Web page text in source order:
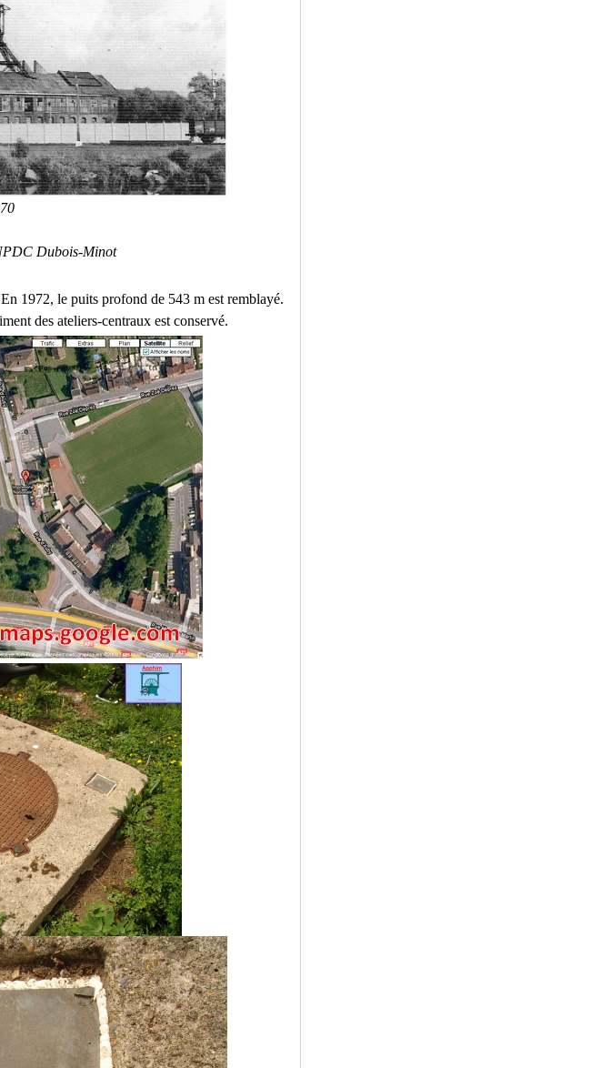
Dubois-Minot
1972, le puits profond de 543 m est remblayé.
des ateliers-centraux est conservé.